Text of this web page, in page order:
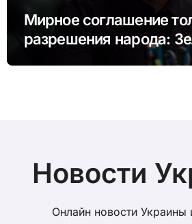
Мирное соглашение
разрешения народа:
назвал возможные
Новости
Онлайн новости